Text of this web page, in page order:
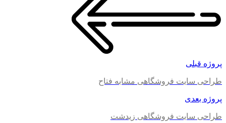
پروژه قبلی
طراحی سایت فروشگاهی مشابه فتاح
پروژه بعدی
طراحی سایت فروشگاهی زیدشت